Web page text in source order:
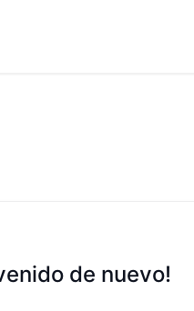
de nuevo!